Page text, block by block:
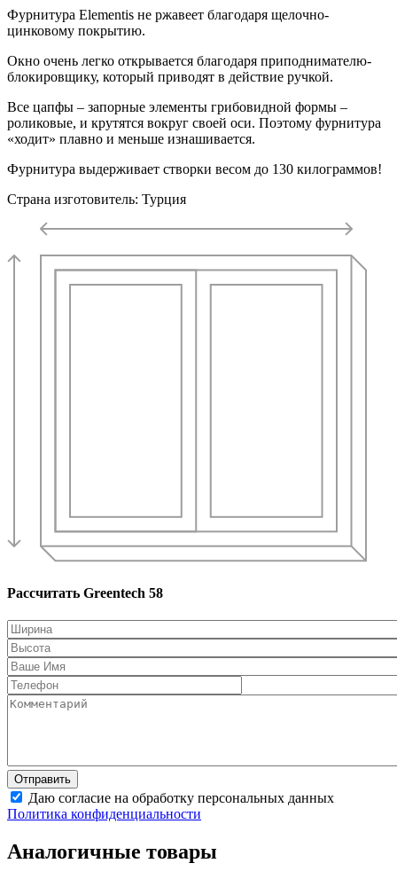
Фурнитура Elementis не ржавеет благодаря щелочно-
цинковому покрытию.
Окно очень легко открывается благодаря приподнимателю-
блокировщику, который приводят в действие ручкой.
Все цапфы – запорные элементы грибовидной формы –
роликовые, и крутятся вокруг своей оси. Поэтому фурнитура
«ходит» плавно и меньше изнашивается.
Фурнитура выдерживает створки весом до 130 килограммов!
Страна изготовитель: Турция
Рассчитать Greentech 58
Даю согласие на обработку персональных данных
Политика конфиденциальности
Аналогичные товары